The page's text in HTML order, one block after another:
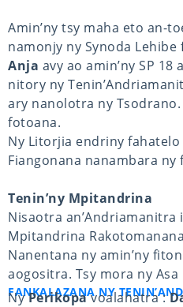
Amin’ny tsy maha eto an-
namonjy ny Synoda
Anja avy ao amin’ny SP
nitory ny
ary nanolotra ny Tsodrano.
fotoana.
Ny Litorjia endriny
Fiangonana nanambara ny
Tenin’ny Mpitandrina
Nisaotra an’Andriamanitra
Mpitandrina
Nanentana ny amin’ny
aogositra. Tsy mora ny Asa
FANKALAZANA NY
NyPerikopavoalahatra :